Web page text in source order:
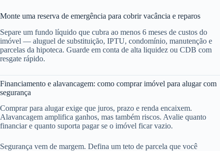
Monte uma reserva de emergência para cobrir vacância e reparos
Separe um fundo líquido que cubra ao menos 6 meses de custos do
imóvel — aluguel de substituição, IPTU, condomínio, manutenção e
parcelas da hipoteca. Guarde em conta de alta liquidez ou CDB com
resgate rápido.
Financiamento e alavancagem: como comprar imóvel para alugar com
segurança
Comprar para alugar exige que juros, prazo e renda encaixem.
Alavancagem amplifica ganhos, mas também riscos. Avalie quanto
financiar e quanto suporta pagar se o imóvel ficar vazio.
Segurança vem de margem. Defina um teto de parcela que você